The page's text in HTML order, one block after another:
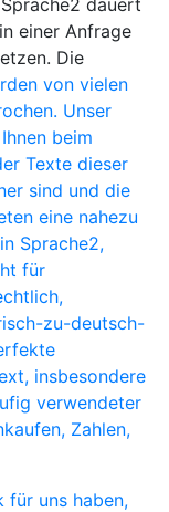
dauert
einer Anfrage
Die
von vielen
Unser
beim
Texte dieser
sind und die
eine nahezu
Sprache2,
für
zu-deutsch-
insbesondere
verwendeter
Zahlen,
für uns haben,